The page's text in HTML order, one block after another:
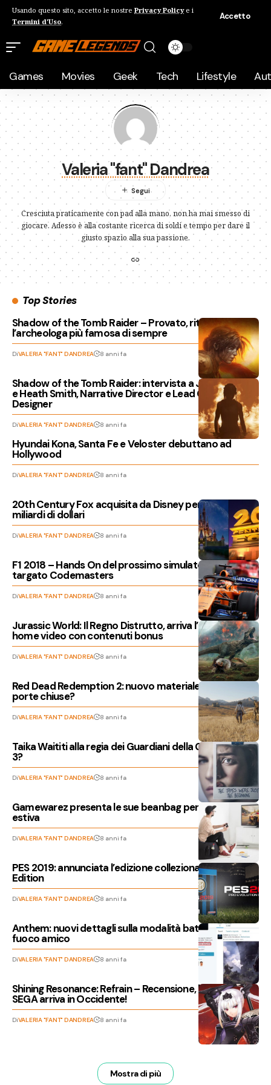
Usando questo sito, accetto le nostre Privacy Policye i
Termini d'Uso.
Accetto
Games Movies Geek Tech Lifestyle
Valeria "fant" Dandrea
Cresciuta praticamente con pad alla mano, non ha mai smesso di
giocare. Adesso è alla costante ricerca di soldi e tempo per dare il
giusto spazio alla sua passione.
Top Stories
Shadow of the Tomb Raider – Provato, ritorna
l’archeologa più famosa di sempre
DiVALERIA "FANT" DANDREA 8 anni fa
Shadow of the Tomb Raider: intervista a Jason Dozois
e Heath Smith, Narrative Director e Lead Game
Designer
DiVALERIA "FANT" DANDREA 8 anni fa
Hyundai Kona, Santa Fe e Veloster debuttano ad
Hollywood
DiVALERIA "FANT" DANDREA 8 anni fa
20th Century Fox acquisita da Disney per oltre 70
miliardi di dollari
DiVALERIA "FANT" DANDREA 8 anni fa
F1 2018 – Hands On del prossimo simulatore di guida
targato Codemasters
DiVALERIA "FANT" DANDREA 8 anni fa
Jurassic World: Il Regno Distrutto, arriva l’edizione
home video con contenuti bonus
DiVALERIA "FANT" DANDREA 8 anni fa
Red Dead Redemption 2: nuovo materiale mostrato a
porte chiuse?
DiVALERIA "FANT" DANDREA 8 anni fa
Taika Waititi alla regia dei Guardiani della Galassia Vol.
3?
DiVALERIA "FANT" DANDREA 8 anni fa
Gamewarez presenta le sue beanbag per la stagione
estiva
DiVALERIA "FANT" DANDREA 8 anni fa
PES 2019: annunciata l’edizione collezionabile Inter
Edition
DiVALERIA "FANT" DANDREA 8 anni fa
Anthem: nuovi dettagli sulla modalità battle-royale e il
fuoco amico
DiVALERIA "FANT" DANDREA 8 anni fa
Shining Resonance: Refrain – Recensione, la serie JRPG
SEGA arriva in Occidente!
DiVALERIA "FANT" DANDREA 8 anni fa
Mostra di più